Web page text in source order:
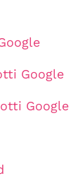
Google
Google